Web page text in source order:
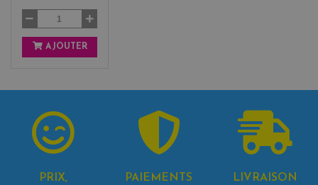
AJOUTER
PRIX,
PAIEMENTS
LIVRAISON